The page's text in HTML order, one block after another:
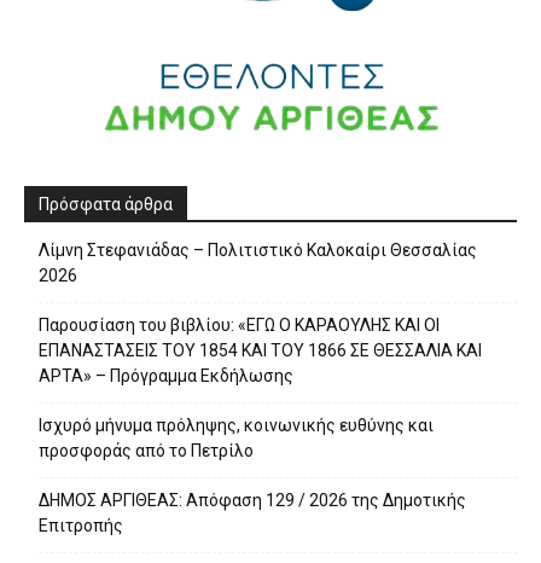
Πρόσφατα άρθρα
Λίμνη Στεφανιάδας – Πολιτιστικό Καλοκαίρι Θεσσαλίας
2026
Παρουσίαση του βιβλίου: «ΕΓΩ Ο ΚΑΡΑΟΥΛΗΣ ΚΑΙ ΟΙ
ΕΠΑΝΑΣΤΑΣΕΙΣ ΤΟΥ 1854 ΚΑΙ ΤΟΥ 1866 ΣΕ ΘΕΣΣΑΛΙΑ ΚΑΙ
ΑΡΤΑ» – Πρόγραμμα Εκδήλωσης
Ισχυρό μήνυμα πρόληψης, κοινωνικής ευθύνης και
προσφοράς από το Πετρίλο
ΔΗΜΟΣ ΑΡΓΙΘΕΑΣ: Απόφαση 129 / 2026 της Δημοτικής
Επιτροπής